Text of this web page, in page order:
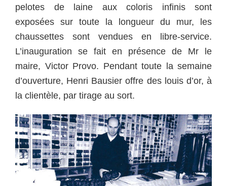
pelotes de laine aux coloris infinis sont
exposées sur toute la longueur du mur, les
chaussettes sont vendues en libre-service.
L’inauguration se fait en présence de Mr le
maire, Victor Provo. Pendant toute la semaine
d’ouverture, Henri Bausier offre des louis d’or, à
la clientèle, par tirage au sort.